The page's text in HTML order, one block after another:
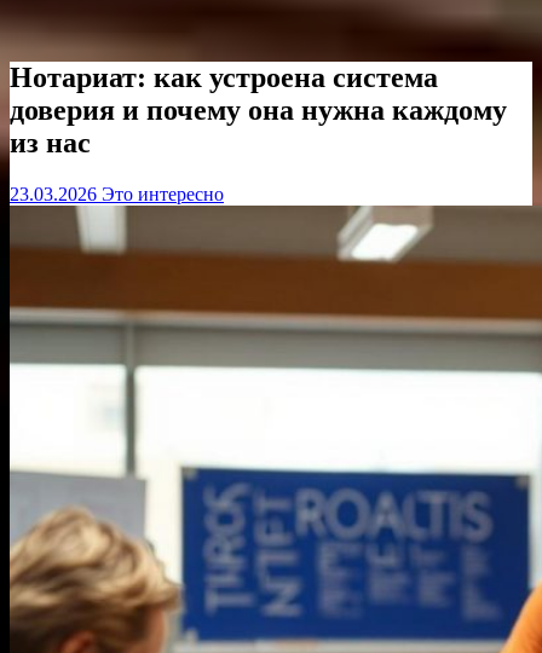
Нотариат: как устроена система
доверия и почему она нужна каждому
из нас
23.03.2026 Это интересно